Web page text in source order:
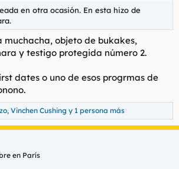
en otra ocasión. En esta hizo de
muchacha, objeto de bukakes,
y testigo protegida número 2.
dates o uno de esos progrmas de
, Vinchen Cushing y 1 persona más
en París